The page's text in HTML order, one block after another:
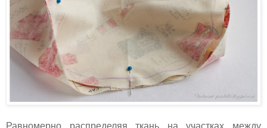
Равномерно распределяя ткань на участках между